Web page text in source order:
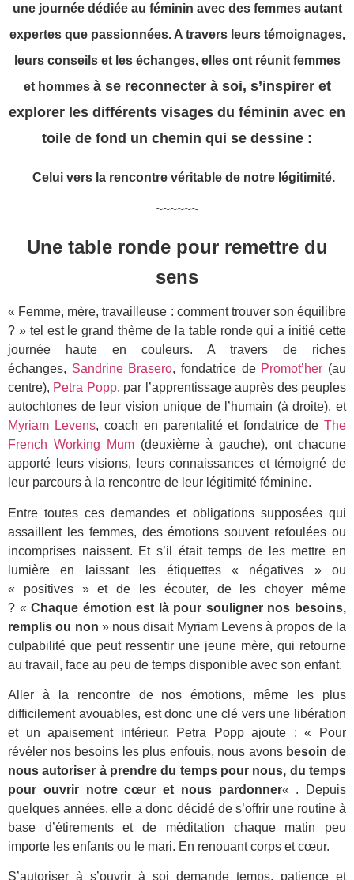
une journée dédiée au féminin avec des femmes autant
expertes que passionnées. A travers leurs témoignages,
leurs conseils et les échanges, elles ontréunit femmes
et hommes à se reconnecter à soi, s’inspirer et
explorer les différents visages du féminin avec en
toile de fond un chemin qui se dessine :
Celui vers la rencontre véritable de notre légitimité.
~~~~~~
Une table ronde pour remettre du
sens
« Femme, mère, travailleuse : comment trouver son équilibre
? » tel est le grand thème de la table ronde qui a initié cette
journée haute en couleurs. A travers de riches
échanges, Sandrine Brasero, fondatrice de Promot’her (au
centre), Petra Popp, par l’apprentissage auprès des peuples
autochtones de leur vision unique de l’humain (à droite), et
Myriam Levens, coach en parentalité et fondatrice de The
French Working Mum(deuxième à gauche), ont chacune
apporté leurs visions, leurs connaissances et témoigné de
leur parcours à la rencontre de leur légitimité féminine.
Entre toutes ces demandes et obligations supposées qui
assaillent les femmes, des émotions souvent refoulées ou
incomprises naissent. Et s’il était temps de les mettre en
lumière en laissant les étiquettes « négatives » ou
« positives » et de les écouter, de les choyer même
? «Chaque émotion est là pour souligner nos besoins,
remplis ou non » nous disait Myriam Levens à propos de la
culpabilité que peut ressentir une jeune mère, qui retourne
au travail, face au peu de temps disponible avec son enfant.
Aller à la rencontre de nos émotions, même les plus
difficilement avouables, est donc une clé vers une libération
et un apaisement intérieur. Petra Popp ajoute : « Pour
révéler nos besoins les plus enfouis, nous avons besoin de
nous autoriser à prendre du temps pour nous, du temps
pour ouvrir notre cœur et nous pardonner« . Depuis
quelques années, elle a donc décidé de s’offrir une routine à
base d’étirements et de méditation chaque matin peu
importe les enfants ou le mari. En renouant corps et cœur.
S’autoriser à s’ouvrir à soi demande temps, patience et